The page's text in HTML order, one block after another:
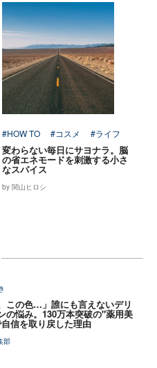
#HOW TO #コスメ #ライフ
変わらない毎日にサヨナラ。脳
の省エネモードを刺激する小さ
なスパイス
by 関山ヒロシ
この色…」誰にも言えないデリ
の悩み。130万本突破の"薬用美
信を取り戻した理由
部